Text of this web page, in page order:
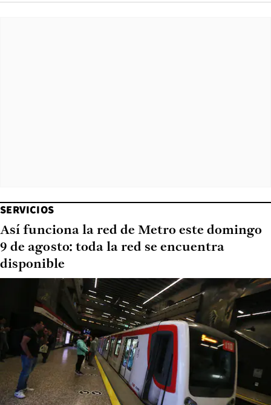
SERVICIOS
Así funciona la red de Metro este domingo
9 de agosto: toda la red se encuentra
disponible